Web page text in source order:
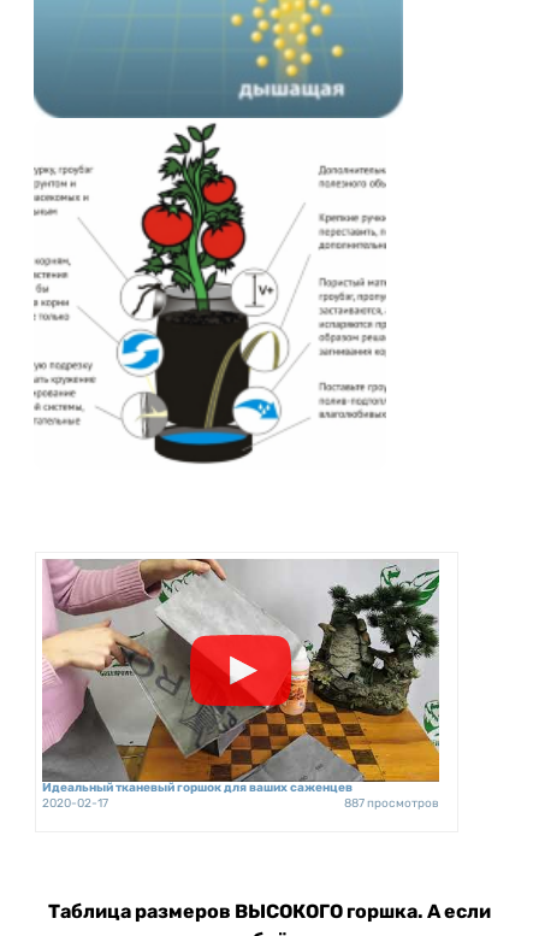
Идеальный тканевый горшок для ваших саженцев
2020-02-17
887 просмотров
Таблица размеров ВЫСОКОГО горшка. А если